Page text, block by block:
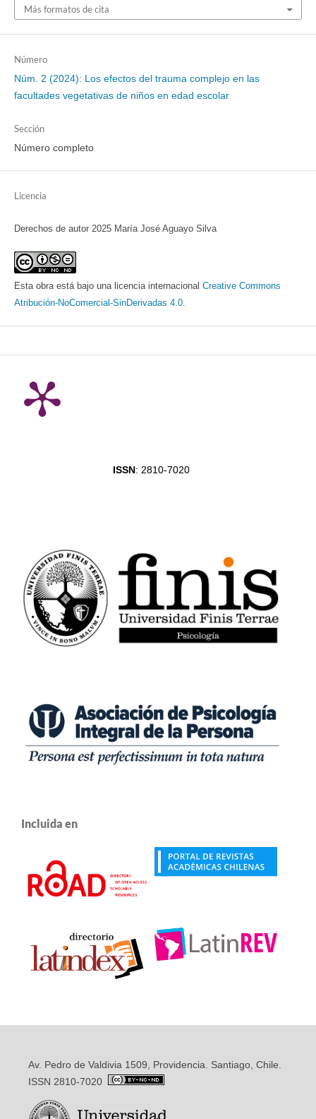
Más formatos de cita
Número
Núm. 2 (2024): Los efectos del trauma complejo en las
facultades vegetativas de niños en edad escolar
Sección
Número completo
Licencia
Derechos de autor 2025 María José Aguayo Silva
Esta obra está bajo una licencia internacional Creative Commons
Atribución-NoComercial-SinDerivadas 4.0.
ISSN: 2810-7020
Incluida en
Av. Pedro de Valdivia 1509, Providencia. Santiago, Chile.
ISSN 2810-7020